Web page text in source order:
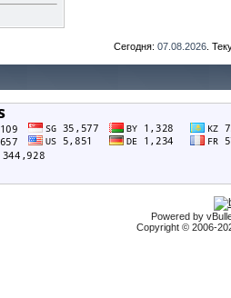
Сегодня: 07.08.2026 .
Powered by
Copyright © 2006-